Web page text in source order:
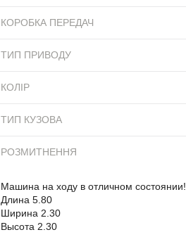
КОРОБКА ПЕРЕДАЧ
ТИП ПРИВОДУ
КОЛІР
ТИП КУЗОВА
РОЗМИТНЕННЯ
Машина на ходу в отличном состоянии!
Длина 5.80
Ширина 2.30
Высота 2.30